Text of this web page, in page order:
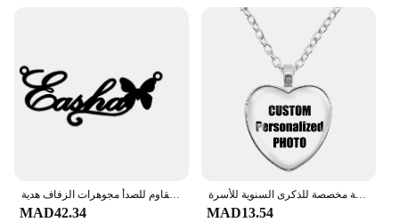
Shape or Size or Weight or Quantity: Available in
Applicable People: Ideal for Personal Use or as
Gifts
Features:
**Craftsmanship and Durability**
of personalized jewelry. Each piece is meticulously
both durability and a sleek, modern aesthetic. The
personalized engraving service allows for a unique
اسم مخصص القلائد للنساء شخصية اسم قلادة مع القلب فراشة المختنق الفولاذ المقاوم للصدأ مجوهرات الزفاف هدية Bff
MAD42.34
قلادة شخصية مخصصة على شكل قلب ، صورة أم أبي للأطفال والجدات والآباء هدية مخصصة للذكرى السنوية للأسرة
MAD13.54